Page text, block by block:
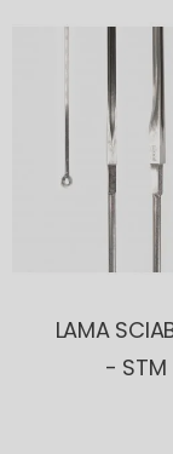
LAMA
- STM